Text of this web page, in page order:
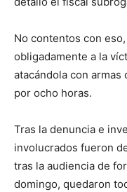
No contentos con
obligadamente a la
atacándola con
por ocho horas.
Tras la denuncia e
involucrados fueron
tras la audiencia de
domingo, quedaron